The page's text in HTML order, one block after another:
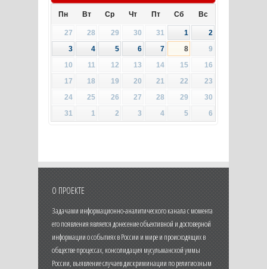
Пн Вт Ср Чт Пт Сб Вс
27 28 29 30 31 1
2
3
4 5 6 7 8
9
10
11 12 13 14 15
16
17
18 19 20 21 22
23
24
25 26 27 28 29
30
31
1 2 3 4 5 6
О ПРОЕКТЕ
Задачами информационно-аналитического канала с момента
его появления является донесение объективной и достоверной
информации о событиях в России и мире и происходящих в
обществе процессах, консолидация мусульманской уммы
России, выявление случаев дискриминации по религиозным